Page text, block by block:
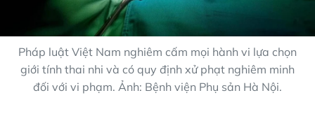
Pháp luật Việt Nam nghiêm cấm mọi hành vi lựa chọn
giới tính thai nhi và có quy định xử phạt nghiêm minh
đối với vi phạm. Ảnh: Bệnh viện Phụ sản Hà Nội.